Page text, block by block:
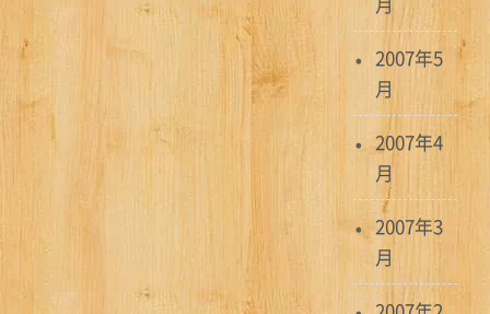
2007年5
月
2007年4
月
2007年3
月